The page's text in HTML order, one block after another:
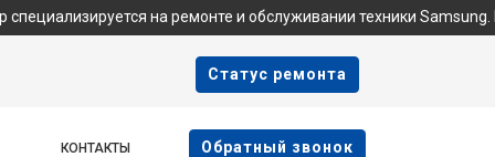
на ремонте и обслуживании техники Samsung. Мы не
Cтатус ремонта
КОНТАКТЫ Oбратный звонок